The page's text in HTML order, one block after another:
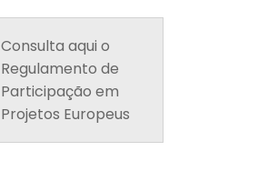
Consulta aqui o
Regulamento de
Participação em
Projetos Europeus